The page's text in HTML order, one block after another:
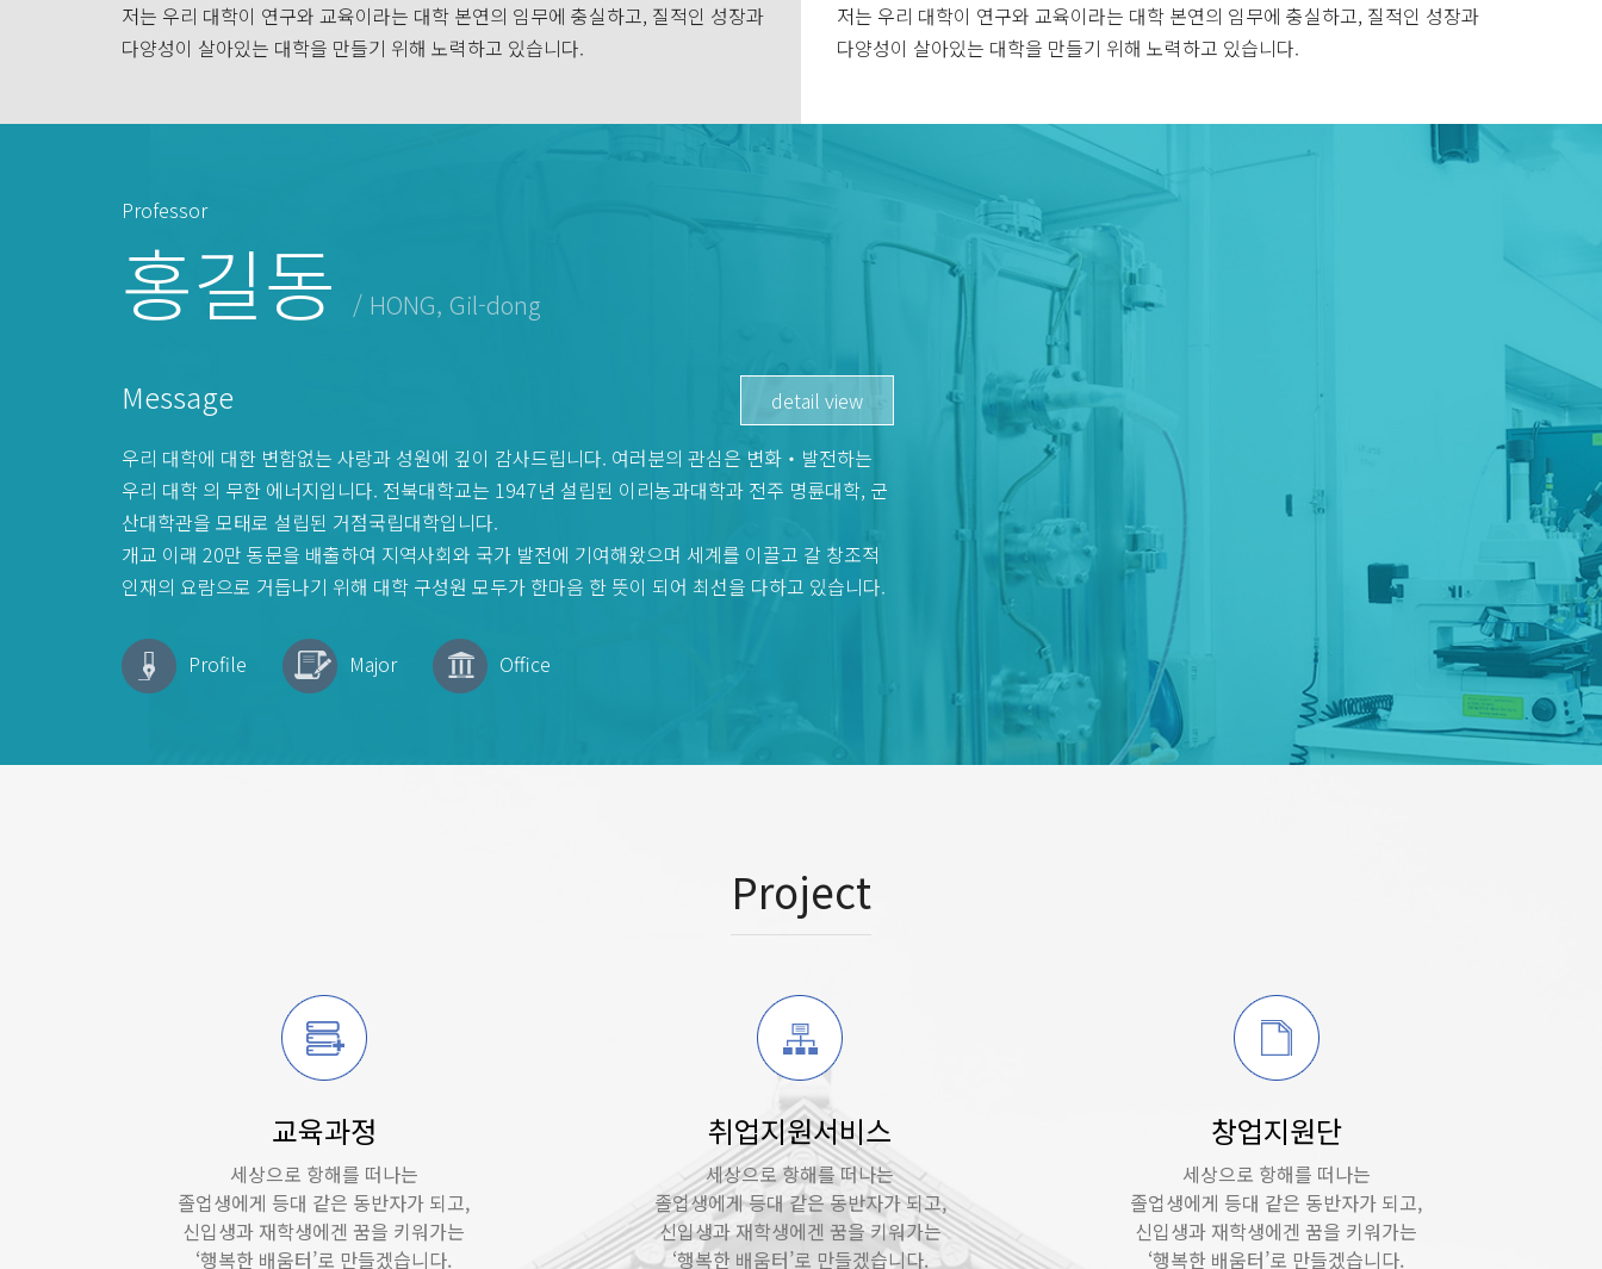
저는 우리 대학이 연구와 교육이라는 대학 본연의 임무에 충실하고, 질적인 성장과
다양성이 살아있는 대학을 만들기 위해 노력하고 있습니다.
저는 우리 대학이 연구와 교육이라는 대학 본연의 임무에 충실하고, 질적인 성장과
다양성이 살아있는 대학을 만들기 위해 노력하고 있습니다.
Professor
홍길동 / HONG, Gil-dong
Message
우리 대학에 대한 변함없는 사랑과 성원에 깊이 감사드립니다. 여러분의 관심은 변화‧발전하는
우리 대학 의 무한 에너지입니다. 전북대학교는 1947년 설립된 이리농과대학과 전주 명륜대학, 군
산대학관을 모태로 설립된 거점국립대학입니다.
개교 이래 20만 동문을 배출하여 지역사회와 국가 발전에 기여해왔으며 세계를 이끌고 갈 창조적
인재의 요람으로 거듭나기 위해 대학 구성원 모두가 한마음 한 뜻이 되어 최선을 다하고 있습니다.
detail view
Profile Major Office
Project
교육과정
세상으로 항해를 떠나는
졸업생에게 등대 같은 동반자가 되고,
신입생과 재학생에겐 꿈을 키워가는
‘행복한 배움터’로 만들겠습니다.
취업지원서비스
세상으로 항해를 떠나는
졸업생에게 등대 같은 동반자가 되고,
신입생과 재학생에겐 꿈을 키워가는
‘행복한 배움터’로 만들겠습니다.
창업지원단
세상으로 항해를 떠나는
졸업생에게 등대 같은 동반자가 되고,
신입생과 재학생에겐 꿈을 키워가는
‘행복한 배움터’로 만들겠습니다.